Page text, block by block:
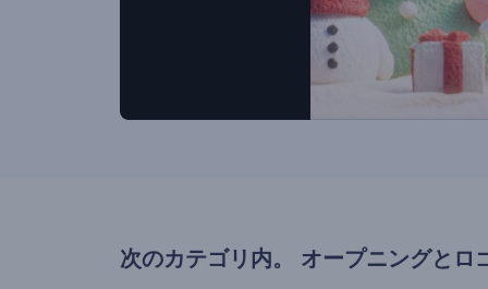
次のカテゴリ内。 オープニングとロ